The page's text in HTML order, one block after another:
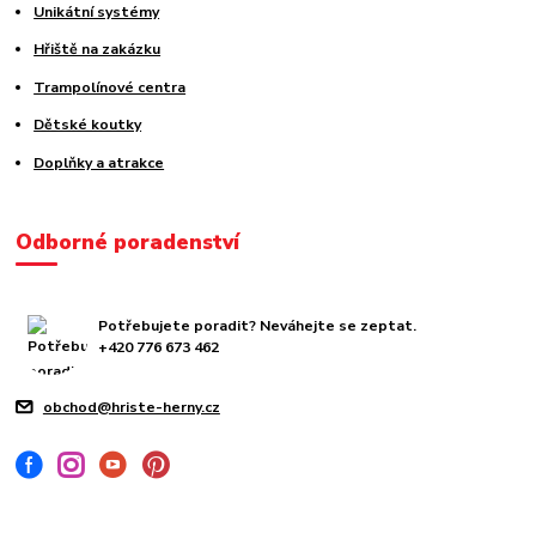
Unikátní systémy
Hřiště na zakázku
Trampolínové centra
Dětské koutky
Doplňky a atrakce
Odborné poradenství
Potřebujete poradit? Neváhejte se zeptat.
+420 776 673 462
obchod@hriste-herny.cz